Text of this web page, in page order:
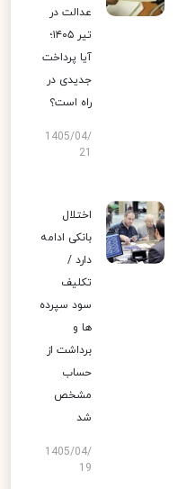
عدالت در
تیر ۱۴۰۵؛
آیا پرداخت
جدیدی در
راه است؟
1405/04/
اختلال
بانکی ادامه
دارد /
تکلیف
سود سپرده
ها و
برداشت از
حساب
مشخص
شد
1405/04/
19